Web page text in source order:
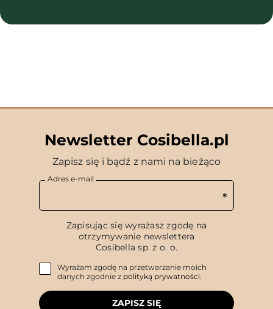
Newsletter Cosibella.pl
Zapisz się i bądź z nami na bieżąco
Adres e-mail
Zapisując się wyrażasz zgodę na
otrzymywanie newslettera
Cosibella sp. z o. o.
Wyrażam zgodę na przetwarzanie moich
danych zgodnie z polityką prywatności.
ZAPISZ SIĘ